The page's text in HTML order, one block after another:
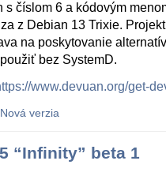
s číslom 6 a kódovým
z Debian 13 Trixie.
na poskytovanie
bez SystemD.
www.devuan.org/get-
Nová verzia
“Infinity” beta 1